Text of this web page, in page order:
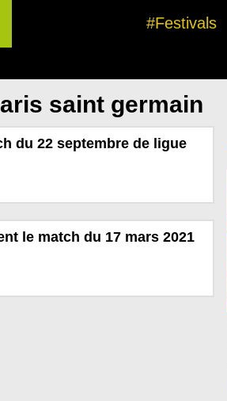
#Festivals
saint germain
du 22 septembre de ligue
le match du 17 mars 2021